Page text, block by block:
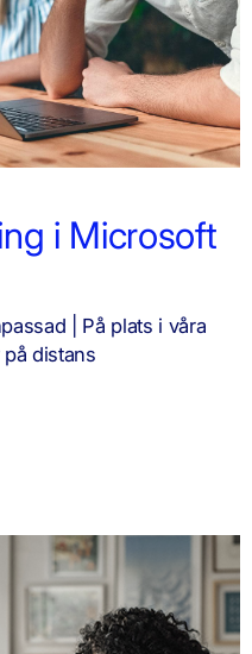
i Microsoft
| På plats i våra
distans